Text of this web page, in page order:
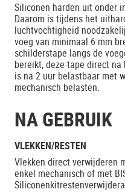
Siliconen harden uit onder
Daarom is tijdens het
luchtvochtigheid
voeg van minimaal 6 mm
schilderstape langs de
bereikt, deze tape direct
is na 2 uur belastbaar met
mechanisch belasten.
NA GEBRUIK
VLEKKEN/RESTEN
Vlekken direct verwijderen
enkel mechanisch of met